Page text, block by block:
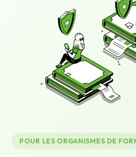
Pourquoi Credentium
À propos de CloudTeam
Pour les organismes de
Pour les organisateurs
Que sont les micro-certifications
Réglementations
Normes et intégrations
Assistance
POUR LES ORGANISMES DE